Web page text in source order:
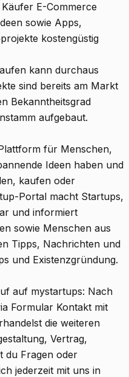
E-Commerce
sowie Apps,
kostengüstig
kann durchaus
sind bereits am Markt
Bekanntheitsgrad
aufgebaut.
für Menschen,
Ideen haben und
kaufen oder
Portal macht Startups,
und informiert
sowie Menschen aus
Tipps, Nachrichten und
und Existenzgründung.
auf mystartups: Nach
Formular Kontakt mit
die weiteren
Vertrag,
du Fragen oder
jederzeit mit uns in